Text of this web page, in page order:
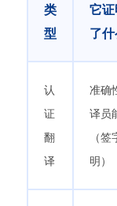
类
型
它
了
认
证
翻
译
准确
译员
（
明）